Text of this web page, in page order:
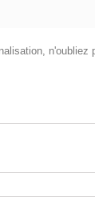
n'oubliez